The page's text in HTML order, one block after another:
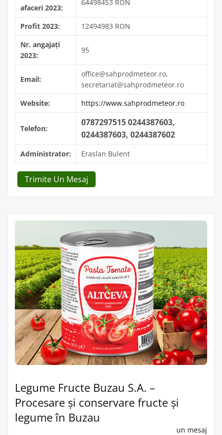
afaceri 2023:
64498453 RON
Profit 2023:
12494983 RON
Nr. angajați
2023:
95
Email:
office@sahprodmeteor.ro,
secretariat@sahprodmeteor.ro
Website:
https://www.sahprodmeteor.ro
Telefon:
0787297515 0244387603,
0244387603, 0244387602
Administrator: Eraslan Bulent
Trimite Un Mesaj
Legume Fructe Buzau S.A. –
Procesare și conservare fructe și
legume în Buzau
un mesaj